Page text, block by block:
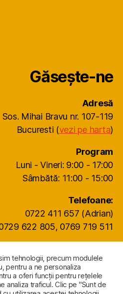
Găsește-ne
Adresă
Sos. Mihai Bravu nr. 107-119
Bucuresti (vezi pe harta)
Program
Luni - Vineri: 9:00 - 17:00
Sâmbătă: 11:00 - 15:00
Telefoane:
0722 411 657 (Adrian)
622 805, 0769 719 511
tehnologii, precum modulele
pentru a ne personaliza
a oferi funcții pentru rețelele
analiza traficul. Clic pe "Sunt de